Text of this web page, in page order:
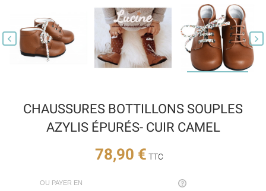
 
CHAUSSURES BOTTILLONS SOUPLES
AZYLIS ÉPURÉS- CUIR CAMEL
78,90 € TTC
OU PAYER EN